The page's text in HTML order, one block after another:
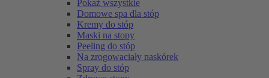
Pokaż wszystkie
Domowe spa dla stóp
Kremy do stóp
Maski na stopy
Peeling do stóp
Na zrogowaciały naskórek
Spray do stóp